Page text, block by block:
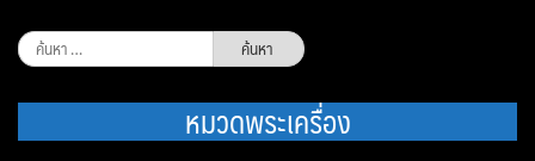
ค้นหา
สำหรับ:
หมวดพระเครื่อง